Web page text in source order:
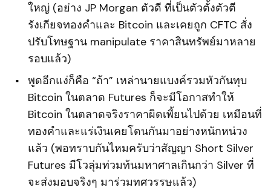
ใหญ่ (อย่าง JP Morgan ตัวดี ที่เป็นตัวตั้งตัวตี
รังเกียจทองคำและ Bitcoin และเคยถูก CFTC สั่ง
ปรับโทษฐาน manipulate ราคาสินทรัพย์มาหลาย
รอบแล้ว)
พูดอีกแง่ก็คือ “ถ้า” เหล่านายแบงค์รวมหัวกันทุบ
Bitcoin ในตลาด Futures ก็จะมีโอกาสทำให้
Bitcoin ในตลาดจริงราคาผิดเพี้ยนไปด้วย เหมือนที่
ทองคำและแร่เงินเคยโดนกันมาอย่างหนักหน่วง
แล้ว (พอทราบกันไหมครับว่าสัญญา Short Silver
Futures มีโวลุ่มท่วมท้นมหาศาลเกินกว่า Silver ที่
จะส่งมอบจริงๆ มาร่วมทศวรรษแล้ว)